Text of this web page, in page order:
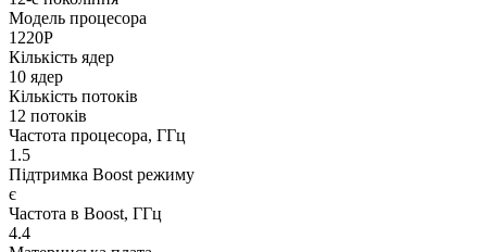
Модель процесора
1220P
Кількість ядер
10 ядер
Кількість потоків
12 потоків
Частота процесора, ГГц
1.5
Підтримка Boost режиму
є
Частота в Boost, ГГц
4.4